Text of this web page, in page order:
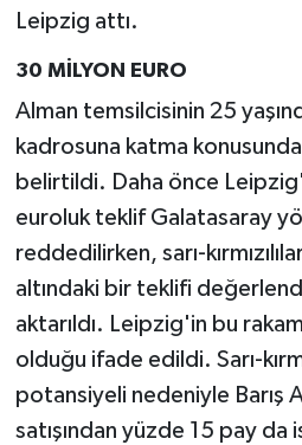
Leipzig attı.
30 MİLYON EURO
Alman temsilcisinin 25
kadrosuna katma
belirtildi. Daha önce
euroluk teklif Galatasaray
reddedilirken, sarı-
altındaki bir teklifi
aktarıldı. Leipzig'in bu
olduğu ifade edildi. Sarı-
potansiyeli nedeniyle Barış
satışından yüzde 15 pay